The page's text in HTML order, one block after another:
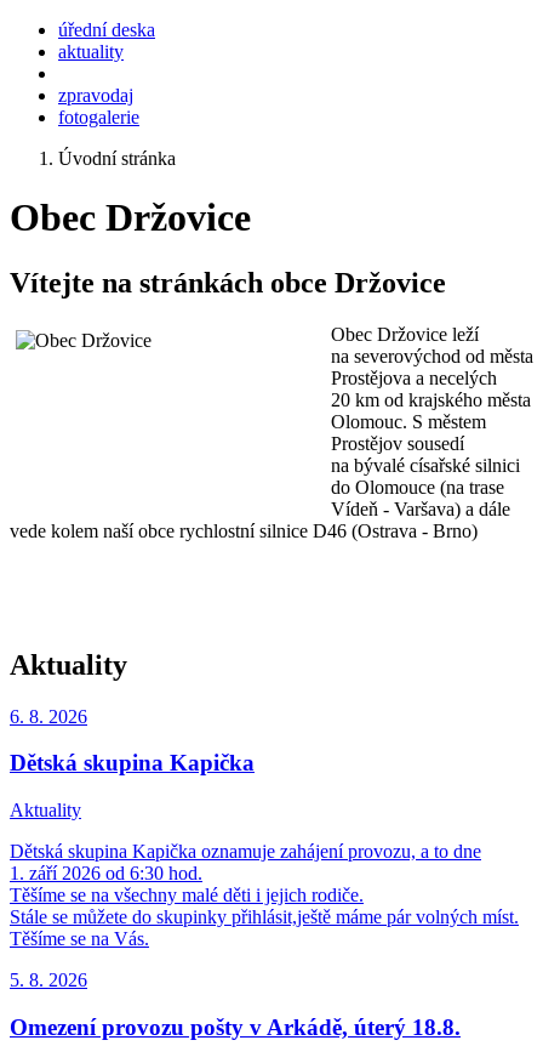
úřední deska
aktuality
zpravodaj
fotogalerie
Úvodní stránka
Obec Držovice
Vítejte na stránkách obce Držovice
Obec Držovice leží
na severovýchod od města
Prostějova a necelých
20 km od krajského města
Olomouc. S městem
Prostějov sousedí
na bývalé císařské silnici
do Olomouce (na trase
Vídeň - Varšava) a dále
vede kolem naší obce rychlostní silnice D46 (Ostrava - Brno)
Aktuality
6. 8. 2026
Dětská skupina Kapička
Aktuality
Dětská skupina Kapička oznamuje zahájení provozu, a to dne
1. září 2026 od 6:30 hod.
Těšíme se na všechny malé děti i jejich rodiče.
Stále se můžete do skupinky přihlásit,ještě máme pár volných míst.
Těšíme se na Vás.
5. 8. 2026
Omezení provozu pošty v Arkádě, úterý 18.8.